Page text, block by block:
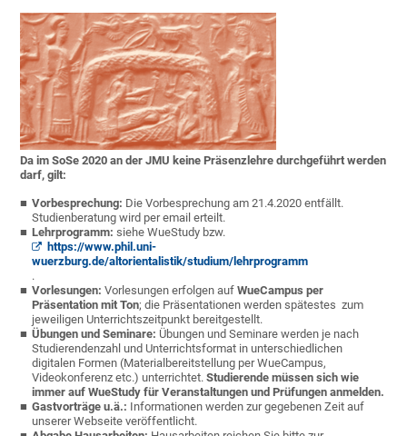
Da im SoSe 2020 an der JMU keine Präsenzlehre durchgeführt werden
darf, gilt:
Vorbesprechung: Die Vorbesprechung am 21.4.2020 entfällt.
Studienberatung wird per email erteilt.
Lehrprogramm: siehe WueStudy bzw.
https://www.phil.uni-
wuerzburg.de/altorientalistik/studium/lehrprogramm
.
Vorlesungen: Vorlesungen erfolgen aufWueCampus per
Präsentation mit Ton; die Präsentationen werden spätestes zum
jeweiligen Unterrichtszeitpunkt bereitgestellt.
Übungen und Seminare: Übungen und Seminare werden je nach
Studierendenzahl und Unterrichtsformat in unterschiedlichen
digitalen Formen (Materialbereitstellung per WueCampus,
Videokonferenz etc.) unterrichtet.Studierende müssen sich wie
immer auf WueStudy für Veranstaltungen und Prüfungen anmelden.
Gastvorträge u.ä.: Informationen werden zur gegebenen Zeit auf
unserer Webseite veröffentlicht.